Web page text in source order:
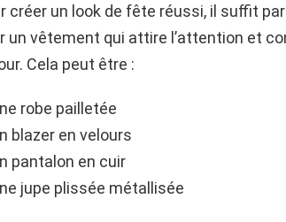
créer un look de fête réussi, il suffit
un vêtement qui attire l’attention et
Cela peut être :
robe pailletée
blazer en velours
pantalon en cuir
jupe plissée métallisée